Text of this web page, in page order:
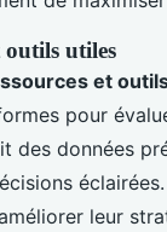
outils utiles
et
pour
des données
leur